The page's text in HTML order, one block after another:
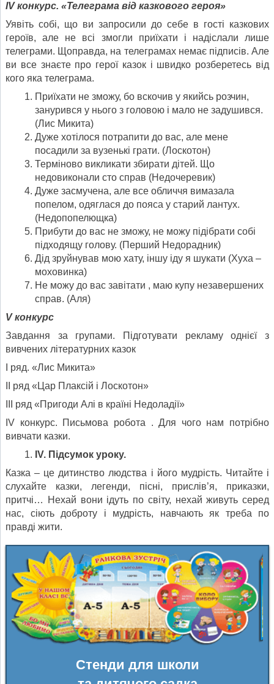
ІV конкурс. «Телеграма від казкового героя»
Уявіть собі, що ви запросили до себе в гості казкових
героїв, але не всі змогли приїхати і надіслали лише
телеграми. Щоправда, на телеграмах немає підписів. Але
ви все знаєте про герої казок і швидко розберетесь від
кого яка телеграма.
Приїхати не зможу, бо вскочив у якийсь розчин,
занурився у нього з головою і мало не задушився.
(Лис Микита)
Дуже хотілося потрапити до вас, але мене
посадили за вузенькі грати. (Лоскотон)
Терміново викликати збирати дітей. Що
недовиконали сто справ (Недочеревик)
Дуже засмучена, але все обличчя вимазала
попелом, одяглася до пояса у старий лантух.
(Недопопелющка)
Прибути до вас не зможу, не можу підібрати собі
підходящу голову. (Перший Недорадник)
Дід зруйнував мою хату, іншу іду я шукати (Хуха –
моховинка)
Не можу до вас завітати , маю купу незавершених
справ. (Аля)
V конкурс
Завдання за групами. Підготувати рекламу однієї з
вивчених літературних казок
І ряд. «Лис Микита»
ІІ ряд «Цар Плаксій і Лоскотон»
ІІІ ряд «Пригоди Алі в країні Недоладії»
IV конкурс. Письмова робота . Для чого нам потрібно
вивчати казки.
IV. Підсумок уроку.
Казка – це дитинство людства і його мудрість. Читайте і
слухайте казки, легенди, пісні, прислів’я, приказки,
притчі… Нехай вони ідуть по світу, нехай живуть серед
нас, сіють доброту і мудрість, навчають як треба по
правді жити.
Стенди для школи